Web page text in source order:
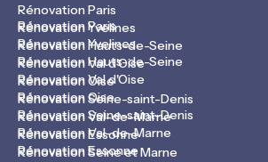
Rénovation Paris
Rénovation Paris
Rénovation Yvelines
Rénovation Yvelines
Rénovation Hauts-de-Seine
Rénovation Hauts-de-Seine
Rénovation Val d'Oise
Rénovation Val d'Oise
Rénovation Oise
Rénovation Oise
Rénovation Seine-saint-Denis
Rénovation Seine-saint-Denis
Rénovation Val-de-Marne
Rénovation Val-de-Marne
Rénovation Essonne
Rénovation Essonne
Rénovation Seine et Marne